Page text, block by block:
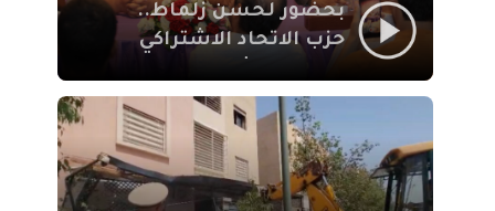
بحضور لحسن زلماط..
حزب الاتحاد الاشتراكي
مقراً بمقاطعة سيدي
يوسف بن علي مراكش